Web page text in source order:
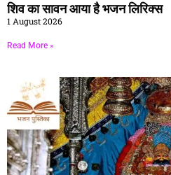
शिव का सावन आया है भजन लिरिक्स
1 August 2026
Read More »